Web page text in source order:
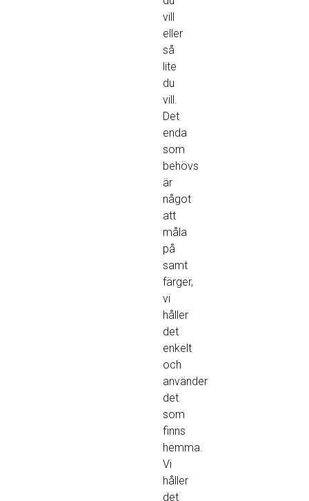
vill
eller
så
lite
du
vill.
Det
enda
som
behövs
är
något
att
måla
på
samt
färger,
vi
håller
det
enkelt
och
använder
det
som
finns
hemma.
Vi
håller
det